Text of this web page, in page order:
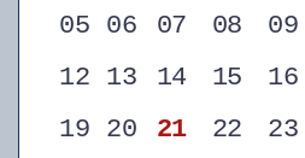
05 06 07 08 09
12 13 14 15 16
19 20 21 22 23